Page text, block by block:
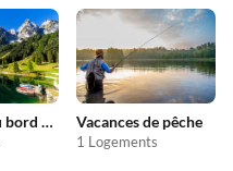
Vacances au bord du lac Vacances de pêche
1 Logements